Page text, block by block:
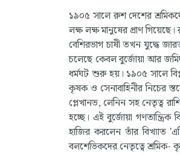
১৯০৫ সালে রুশ দেশের
লক্ষ লক্ষ মানুষের প্রাণ
বেশিরভাগ চাষী তখন যুদ্ধে
চলেছে কেবল বুর্জোয়া আর
ধর্মঘট শুরু হয়। ১৯০৫ সালে
কৃষক ও সেনাবাহিনীর নিচের
প্লেখানভ, লেনিন সহ নেতৃত্ব
হচ্ছে। এই বুর্জোয়া গণতান্ত্রিক
হাজির করলেন তাঁর বিখ্যাত
বলশেভিকদের নেতৃত্বে শ্রমিক-